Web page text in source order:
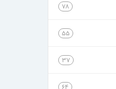
۷۸
۵۵
۳۷